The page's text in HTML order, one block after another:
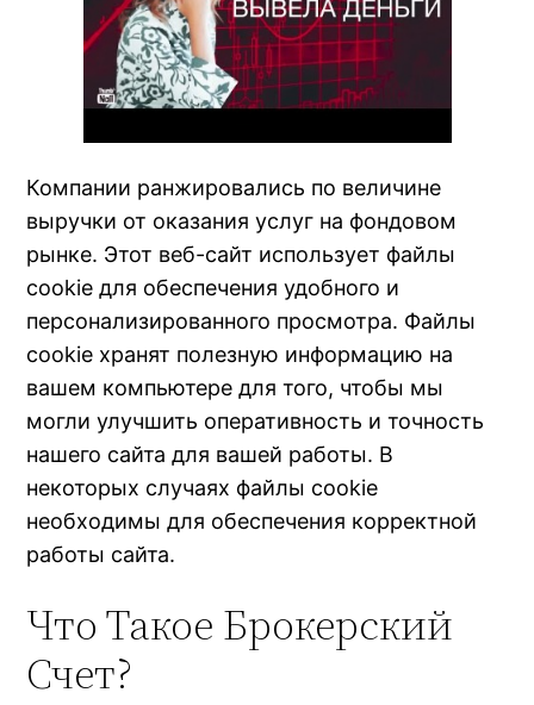
Компании ранжировались по величине
выручки от оказания услуг на фондовом
рынке. Этот веб-сайт использует файлы
cookie для обеспечения удобного и
персонализированного просмотра. Файлы
cookie хранят полезную информацию на
вашем компьютере для того, чтобы мы
могли улучшить оперативность и точность
нашего сайта для вашей работы. В
некоторых случаях файлы cookie
необходимы для обеспечения корректной
работы сайта.
Что Такое Брокерский
Счет?